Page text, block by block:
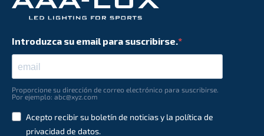
Introduzca su email para suscribirse.
Proporcione su dirección de correo electrónico para suscribirse.
Por ejemplo: abc@xyz.com
Acepto recibir su boletín de noticias y la política de
privacidad de datos.